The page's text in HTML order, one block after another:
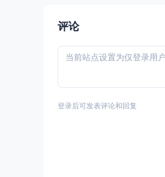
评论
登录后可发表评论和回复